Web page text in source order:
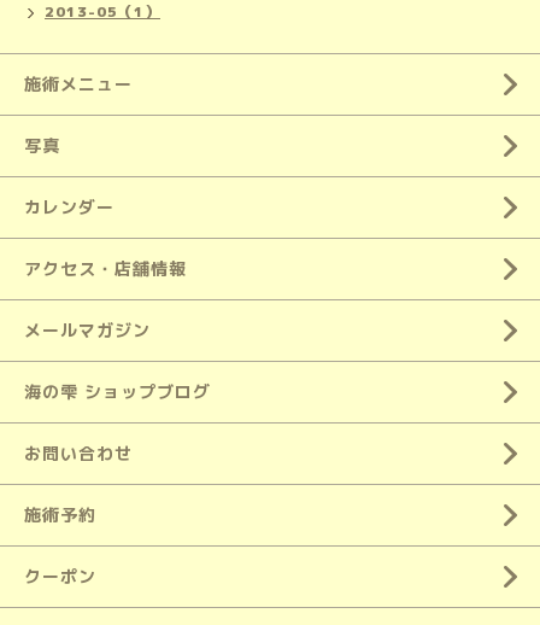
2013-05（1）
施術メニュー
写真
カレンダー
アクセス・店舗情報
メールマガジン
海の雫 ショップブログ
お問い合わせ
施術予約
クーポン